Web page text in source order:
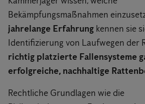
Bekämpfungsmaßnahmen
jahrelange Erfahrung kennen sie
Identifizierung von Laufwegen der
richtig platzierte Fallensysteme
erfolgreiche, nachhaltige
Rechtliche Grundlagen wie die